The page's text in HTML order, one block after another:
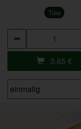
Tüte
3,65 €